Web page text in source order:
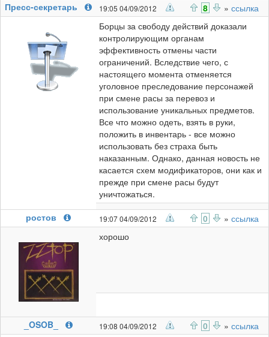
Пресс-секретарь
19:05 04/09/2012 8 » ссылка
Борцы за свободу действий доказали
контролирующим органам
эффективность отмены части
ограничений. Вследствие чего, с
настоящего момента отменяется
уголовное преследование персонажей
при смене расы за перевоз и
использование уникальных предметов.
Все что можно одеть, взять в руки,
положить в инвентарь - все можно
использовать без страха быть
наказанным. Однако, данная новость не
касается схем модификаторов, они как и
прежде при смене расы будут
уничтожаться.
ростов
19:07 04/09/2012 0 » ссылка
хорошо
_OSOB_ 19:08 04/09/2012 0 » ссылка